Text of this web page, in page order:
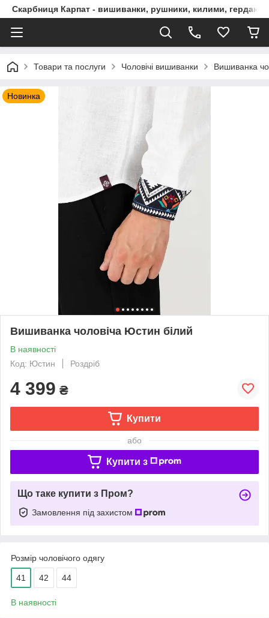
Скарбниця Карпат - вишиванки, рушники, килими, гердани,
Товари та послуги Чоловічі вишиванки Вишиванка
Новинка
Вишиванка чоловіча Юстин білий
В наявності
Код: Юстин
Роздріб
4 399 ₴
Купити
або
Купити з
Що таке купити з Пром?
Замовлення під захистом
Розмір чоловічого одягу
41 42 44
В наявності